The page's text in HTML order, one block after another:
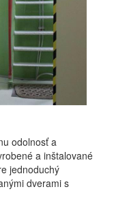
odolnosť a
a inštalované
jednoduchý
dverami s